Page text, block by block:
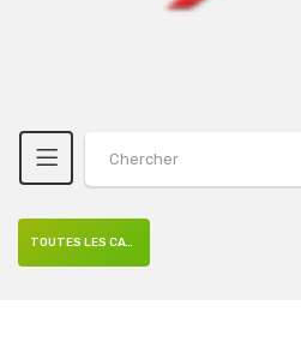
TOUTES LES CATÉGORIES